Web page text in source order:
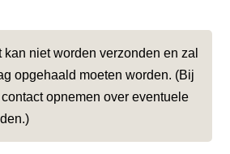
kan niet worden verzonden en zal
opgehaald moeten worden. (Bij
opnemen over eventuele